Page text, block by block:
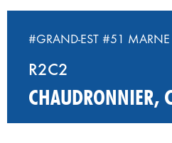
#GRAND-EST #51 MARNE
R2C2
CHAUDRONNIER,